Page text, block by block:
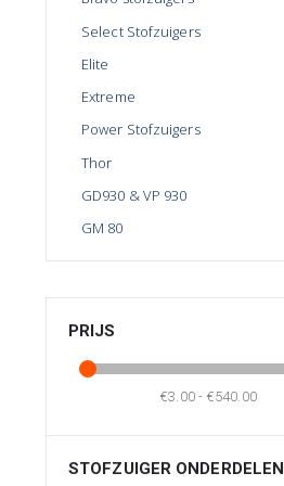
Select Stofzuigers
Elite
Extreme
Power Stofzuigers
Thor
GD930 & VP 930
GM 80
PRIJS
€3.00 - €540.00
STOFZUIGER ONDERDELEN